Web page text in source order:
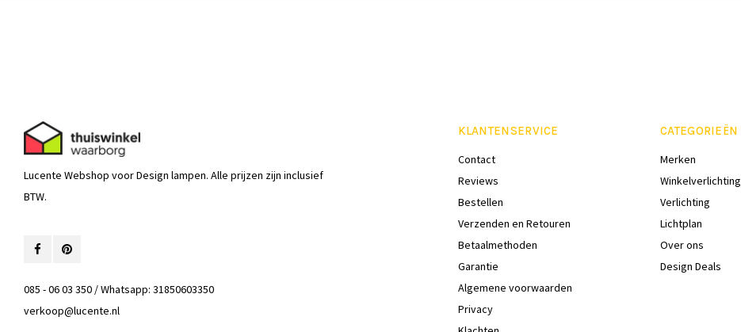
Lucente Webshop voor Design lampen. Alle prijzen zijn inclusief
BTW.
085 - 06 03 350 / Whatsapp: 31850603350
verkoop@lucente.nl
KLANTENSERVICE
Contact
Reviews
Bestellen
Verzenden en Retouren
Betaalmethoden
Garantie
Algemene voorwaarden
Privacy
CATEGORIEËN
Merken
Winkelverlichting
Verlichting
Lichtplan
Over ons
Design Deals